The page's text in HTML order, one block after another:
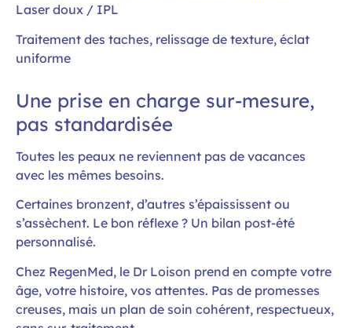
Laser doux / IPL
Traitement des taches, relissage de texture, éclat
uniforme
Une prise en charge sur-mesure,
pas standardisée
Toutes les peaux ne reviennent pas de vacances
avec les mêmes besoins.
Certaines bronzent, d’autres s’épaississent ou
s’assèchent. Le bon réflexe ? Un bilan post-été
personnalisé.
Chez RegenMed, le Dr Loison prend en compte votre
âge, votre histoire, vos attentes. Pas de promesses
creuses, mais un plan de soin cohérent, respectueux,